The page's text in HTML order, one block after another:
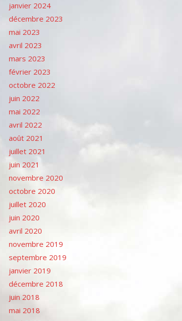
janvier 2024
décembre 2023
mai 2023
avril 2023
mars 2023
février 2023
octobre 2022
juin 2022
mai 2022
avril 2022
août 2021
juillet 2021
juin 2021
novembre 2020
octobre 2020
juillet 2020
juin 2020
avril 2020
novembre 2019
septembre 2019
janvier 2019
décembre 2018
juin 2018
mai 2018